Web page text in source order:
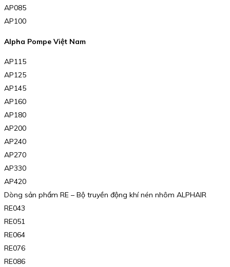
AP085
AP100
Alpha Pompe Việt Nam
AP115
AP125
AP145
AP160
AP180
AP200
AP240
AP270
AP330
AP420
Dòng sản phẩm RE – Bộ truyền động khí nén nhôm ALPHAIR
RE043
RE051
RE064
RE076
RE086